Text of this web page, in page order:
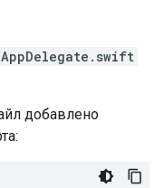
AppDelegate.swift
добавлено